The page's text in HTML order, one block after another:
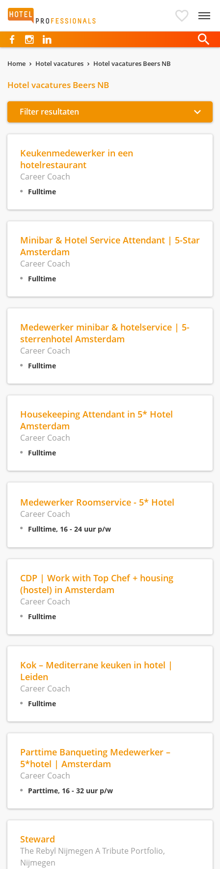
Hotelprofessionals
Home Hotel vacatures Hotel vacatures Beers NB
Hotel vacatures Beers NB
Filter resultaten
Keukenmedewerker in een
hotelrestaurant
Career Coach
Fulltime
Minibar & Hotel Service Attendant | 5-Star
Amsterdam
Career Coach
Fulltime
Medewerker minibar & hotelservice | 5-
sterrenhotel Amsterdam
Career Coach
Fulltime
Housekeeping Attendant in 5* Hotel
Amsterdam
Career Coach
Fulltime
Medewerker Roomservice - 5* Hotel
Career Coach
Fulltime, 16 - 24 uur p/w
CDP | Work with Top Chef + housing
(hostel) in Amsterdam
Career Coach
Fulltime
Kok – Mediterrane keuken in hotel |
Leiden
Career Coach
Fulltime
Parttime Banqueting Medewerker –
5*hotel | Amsterdam
Career Coach
Parttime, 16 - 32 uur p/w
Steward
The Rebyl Nijmegen A Tribute Portfolio,
Nijmegen